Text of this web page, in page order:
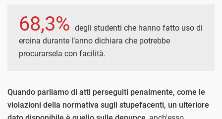
68,3% degli studenti che hanno fatto uso di
eroina durante l’anno dichiara che potrebbe
procurarsela con facilità.
Quando parliamo di atti perseguiti penalmente, come le
violazioni della normativa sugli stupefacenti, un ulteriore